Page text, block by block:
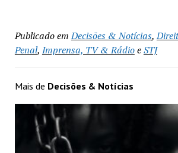
Publicado em Decisões & Notícias,
Penal, Imprensa, TV & RádioeSTJ
Mais de Decisões & Notícias